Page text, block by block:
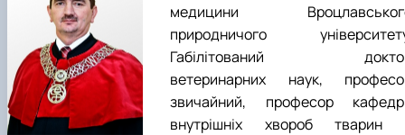
медицини
природничого
Габілітований
ветеринарних наук,
звичайний, професор
внутрішніх хвороб тварин